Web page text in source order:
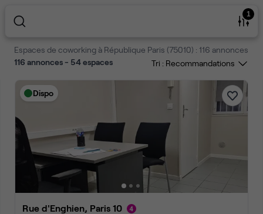
1
Espaces de coworking à République Paris (75010) : 116 annonces
116 annonces - 54 espaces
Tri :
Dispo
Rue d'Enghien, Paris 10